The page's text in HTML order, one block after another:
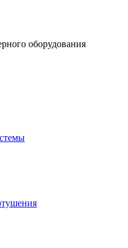
оборудования